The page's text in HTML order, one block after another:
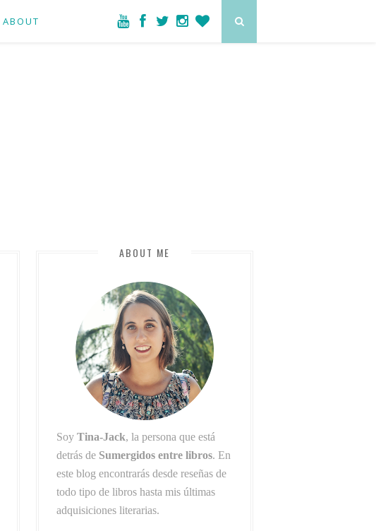
ABOUT
ABOUT ME
Soy Tina-Jack, la persona que está
detrás de Sumergidos entre libros. En
este blog encontrarás desde reseñas de
todo tipo de libros hasta mis últimas
adquisiciones literarias.